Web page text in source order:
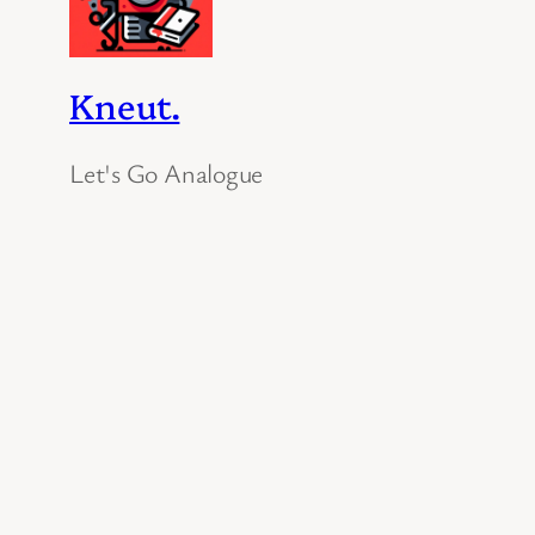
Kneut.
Let's Go Analogue